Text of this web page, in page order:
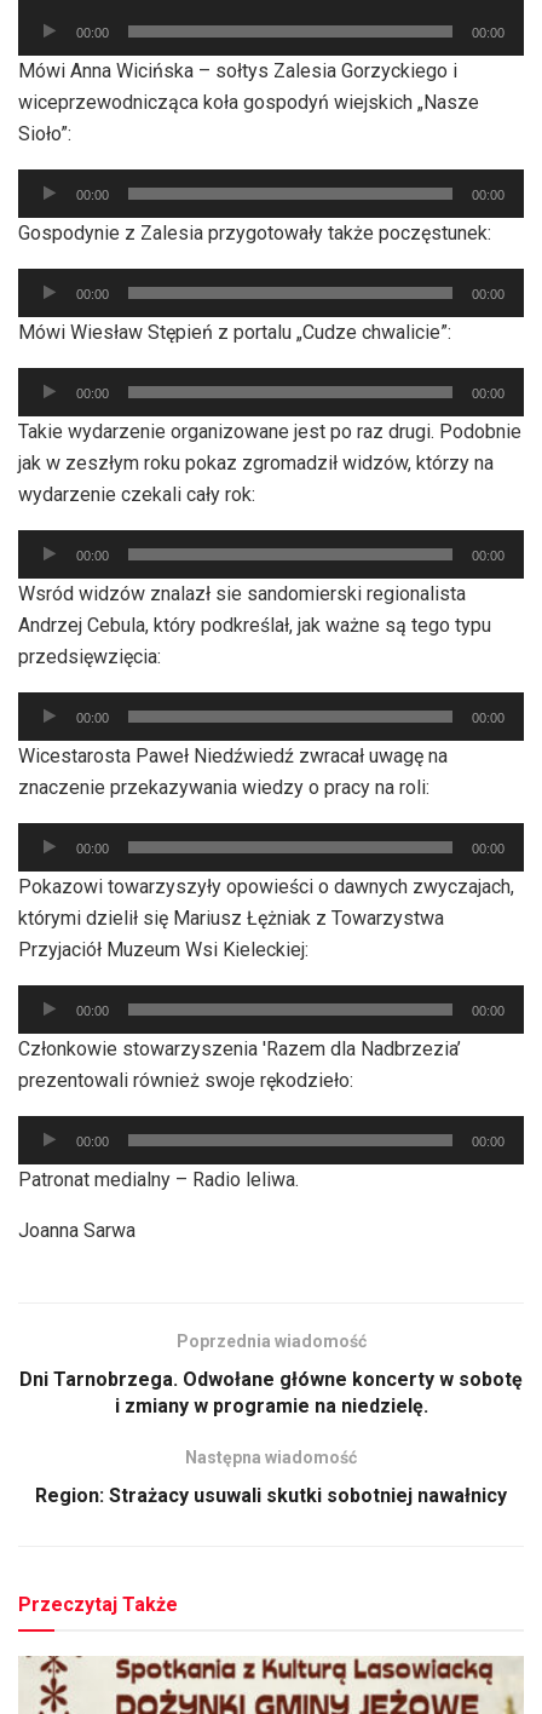
dźwiękowych
Odtwarzacz
plików
dźwiękowych
00:00 00:00
Mówi Anna Wicińska – sołtys Zalesia Gorzyckiego i
wiceprzewodnicząca koła gospodyń wiejskich „Nasze
Sioło”:
Odtwarzacz
plików
dźwiękowych
00:00 00:00
Gospodynie z Zalesia przygotowały także poczęstunek:
Odtwarzacz
plików
dźwiękowych
00:00 00:00
Mówi Wiesław Stępień z portalu „Cudze chwalicie”:
Odtwarzacz
plików
dźwiękowych
00:00 00:00
Takie wydarzenie organizowane jest po raz drugi. Podobnie
jak w zeszłym roku pokaz zgromadził widzów, którzy na
wydarzenie czekali cały rok:
Odtwarzacz
plików
dźwiękowych
00:00 00:00
Wsród widzów znalazł sie sandomierski regionalista
Andrzej Cebula, który podkreślał, jak ważne są tego typu
przedsięwzięcia:
Odtwarzacz
plików
dźwiękowych
00:00 00:00
Wicestarosta Paweł Niedźwiedź zwracał uwagę na
znaczenie przekazywania wiedzy o pracy na roli:
Odtwarzacz
plików
dźwiękowych
00:00 00:00
Pokazowi towarzyszyły opowieści o dawnych zwyczajach,
którymi dzielił się Mariusz Łężniak z Towarzystwa
Przyjaciół Muzeum Wsi Kieleckiej:
Odtwarzacz
plików
dźwiękowych
00:00 00:00
Członkowie stowarzyszenia 'Razem dla Nadbrzezia’
prezentowali również swoje rękodzieło:
Odtwarzacz
plików
dźwiękowych
00:00 00:00
Patronat medialny – Radio leliwa.
Joanna Sarwa
Poprzednia wiadomość
Dni Tarnobrzega. Odwołane główne koncerty w sobotę
i zmiany w programie na niedzielę.
Następna wiadomość
Region: Strażacy usuwali skutki sobotniej nawałnicy
Przeczytaj Także